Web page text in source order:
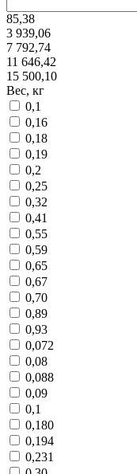
85,38
3 939,06
7 792,74
11 646,42
15 500,10
Вес, кг
0,1
0,16
0,18
0,19
0,2
0,25
0,32
0,41
0,55
0,59
0,65
0,67
0,70
0,89
0,93
0,072
0,08
0,088
0,09
0,1
0,180
0,194
0,231